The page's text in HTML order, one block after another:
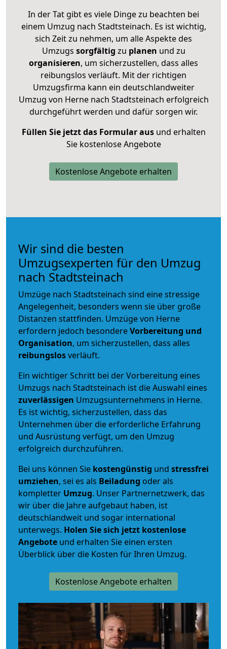
In der Tat gibt es viele Dinge zu beachten bei
einem Umzug nach Stadtsteinach. Es ist wichtig,
sich Zeit zu nehmen, um alle Aspekte des
Umzugs sorgfältig zu planen und zu
organisieren, um sicherzustellen, dass alles
reibungslos verläuft. Mit der richtigen
Umzugsfirma kann ein deutschlandweiter
Umzug von Herne nach Stadtsteinach erfolgreich
durchgeführt werden und dafür sorgen wir.
Füllen Sie jetzt das Formular ausund erhalten
Sie kostenlose Angebote
Kostenlose Angebote erhalten
Wir sind die besten
Umzugsexperten für den Umzug
nach Stadtsteinach
Umzüge nach Stadtsteinach sind eine stressige
Angelegenheit, besonders wenn sie über große
Distanzen stattfinden. Umzüge von Herne
erfordern jedoch besondereVorbereitung und
Organisation, um sicherzustellen, dass alles
reibungslosverläuft.
Ein wichtiger Schritt bei der Vorbereitung eines
Umzugs nach Stadtsteinach ist die Auswahl eines
zuverlässigen Umzugsunternehmens in Herne.
Es ist wichtig, sicherzustellen, dass das
Unternehmen über die erforderliche Erfahrung
und Ausrüstung verfügt, um den Umzug
erfolgreich durchzuführen.
Bei uns können Sie kostengünstig und stressfrei
umziehen, sei es als Beiladung oder als
kompletter Umzug. Unser Partnernetzwerk, das
wir über die Jahre aufgebaut haben, ist
deutschlandweit und sogar international
unterwegs. Holen Sie sich jetzt kostenlose
Angebote und erhalten Sie einen ersten
Überblick über die Kosten für Ihren Umzug.
Kostenlose Angebote erhalten